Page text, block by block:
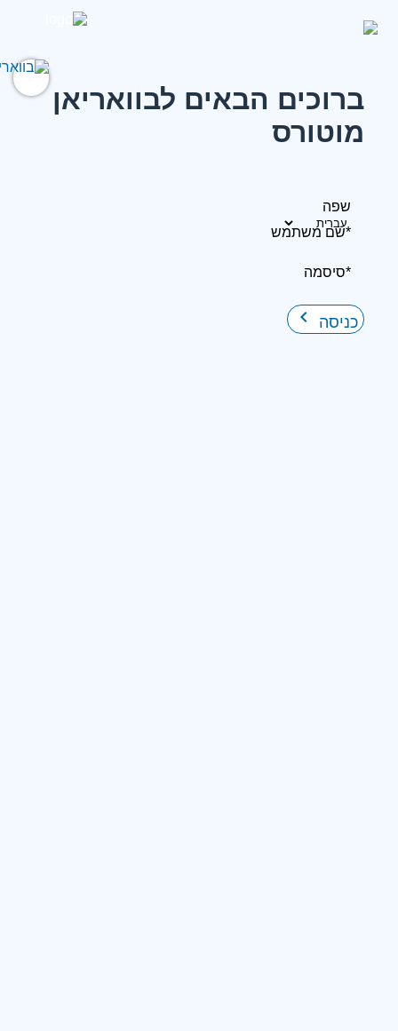
ברוכים הבאים לבוואריאן
מוטורס
שפה
*שם משתמש
*סיסמה
כניסה keyboard_arrow_right